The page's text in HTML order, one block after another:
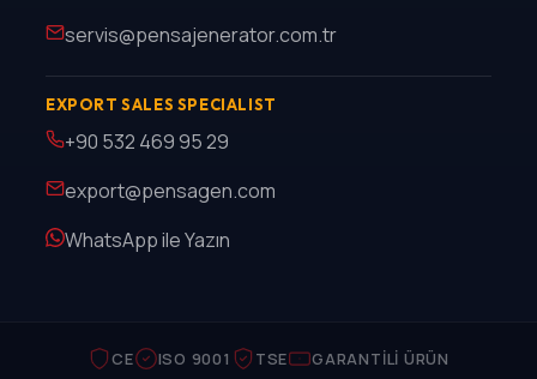
servis@pensajenerator.com.tr
EXPORT SALES SPECIALIST
+90 532 469 95 29
export@pensagen.com
WhatsApp ile Yazın
CE ISO 9001 TSE GARANTILI ÜRÜN